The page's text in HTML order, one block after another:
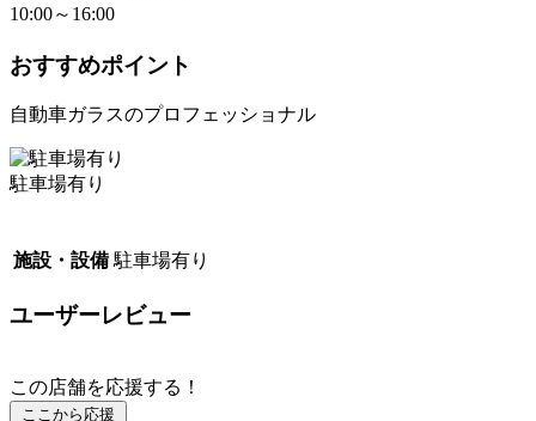
10:00～16:00
おすすめポイント
自動車ガラスのプロフェッショナル
駐車場有り
施設・設備 駐車場有り
ユーザーレビュー
この店舗を応援する！
ここから応援